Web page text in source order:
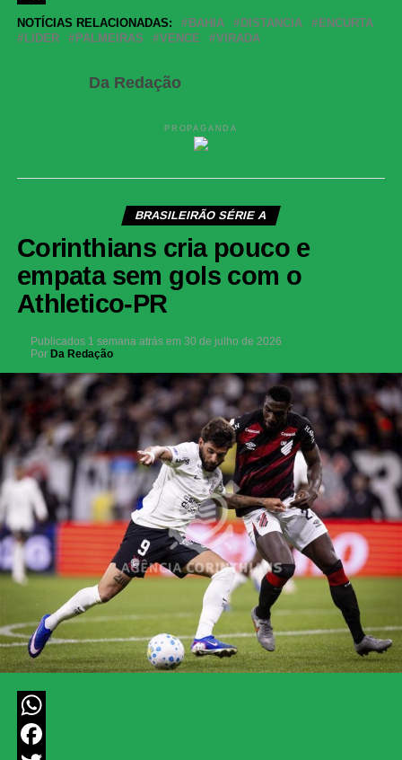
Share
NOTÍCIAS RELACIONADAS: BAHIA DISTANCIA
ENCURTA
LIDER
PALMEIRAS VENCE VIRADA
Da Redação
PROPAGANDA
BRASILEIRÃO SÉRIE A
Corinthians cria pouco e
empata sem gols com o
Athletico-PR
Publicados 1 semana atrás em 30 de julho de 2026
Por Da Redação
WhatsApp